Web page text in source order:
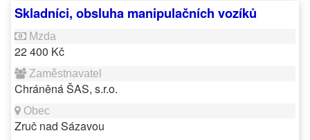
Skladníci, obsluha manipulačních vozíků
22 400 Kč
Chráněná ŠAS, s.r.o.
Zruč nad Sázavou